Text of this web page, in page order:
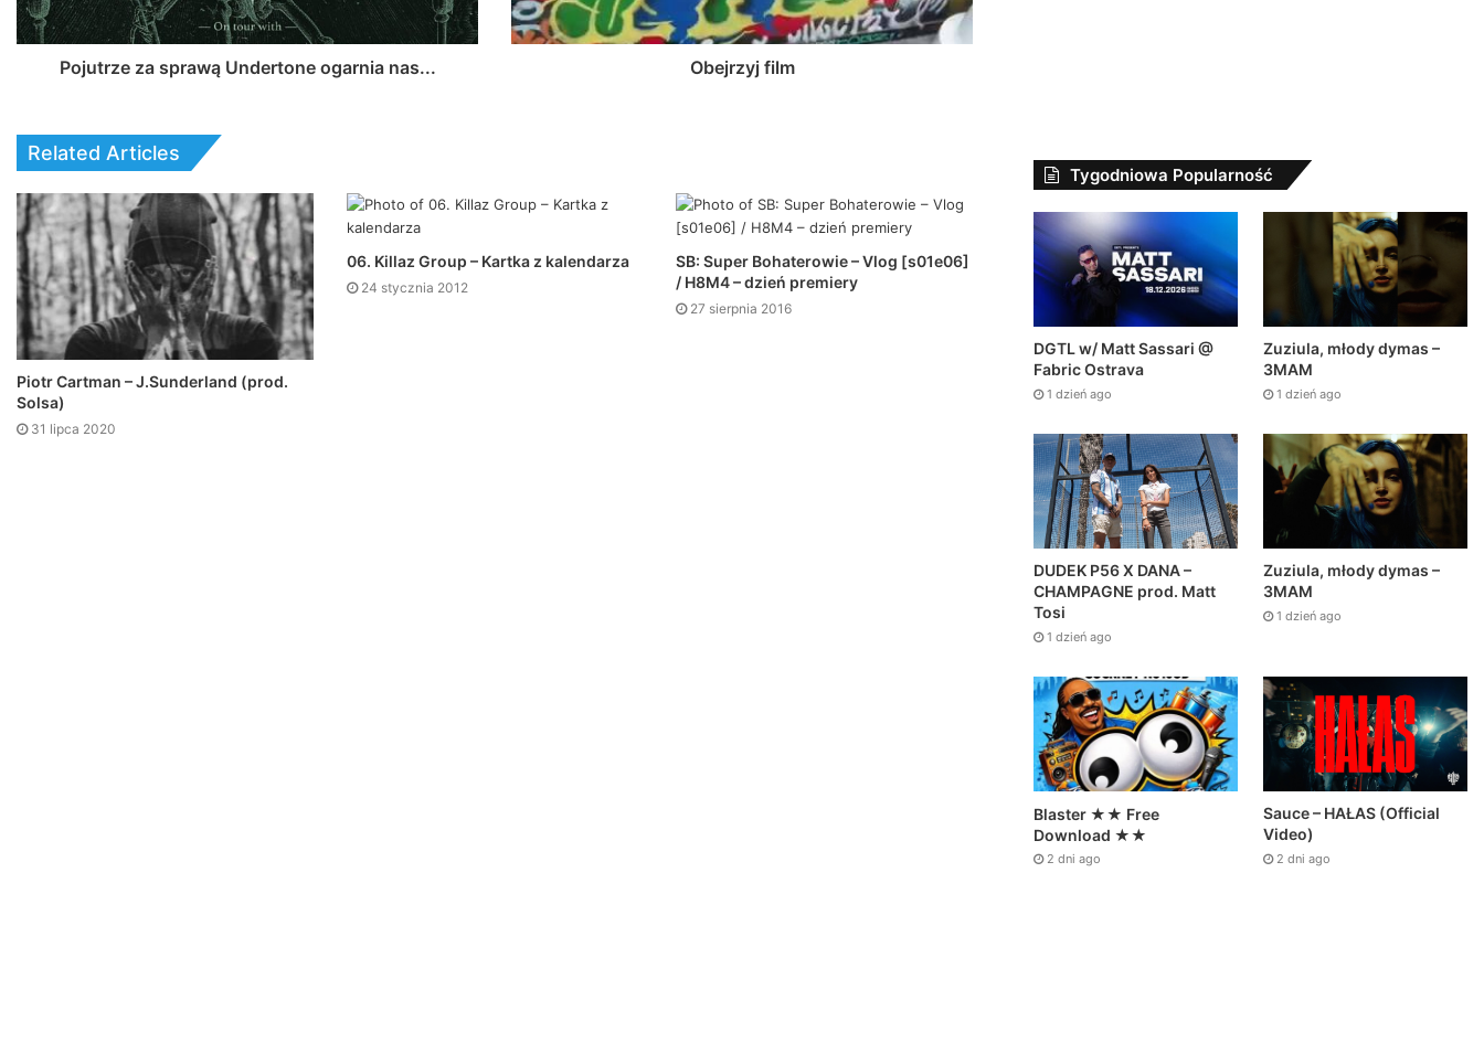
Pojutrze za sprawą Undertone ogarnia nas... Obejrzyj film
Related Articles
Piotr Cartman – J.Sunderland (prod.
Solsa)
31 lipca 2020
06. Killaz Group – Kartka z kalendarza
24 stycznia 2012
SB: Super Bohaterowie – Vlog [s01e06]
/ H8M4 – dzień premiery
27 sierpnia 2016
Tygodniowa Popularność
DGTL w/ Matt Sassari @
Fabric Ostrava
1 dzień ago
Zuziula, młody dymas –
3MAM
1 dzień ago
DUDEK P56 X DANA –
CHAMPAGNE prod. Matt
Tosi
1 dzień ago
Zuziula, młody dymas –
3MAM
1 dzień ago
Blaster ★★ Free
Download ★★
2 dni ago
Sauce – HAŁAS (Official
Video)
2 dni ago